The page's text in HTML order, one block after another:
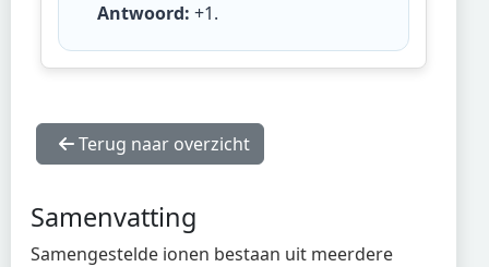
Antwoord: +1.
Terug naar overzicht
Samenvatting
Samengestelde ionen bestaan uit meerdere